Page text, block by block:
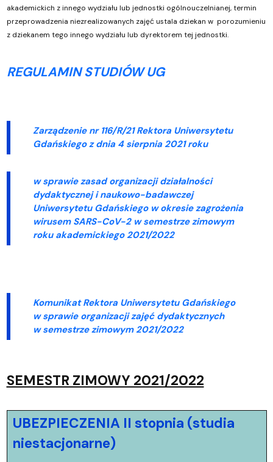
akademickich z innego wydziału lub jednostki ogólnouczelnianej, termin
przeprowadzenia niezrealizowanych zajęć ustala dziekan w porozumieniu
z dziekanem tego innego wydziału lub dyrektorem tej jednostki.
REGULAMIN STUDIÓW UG
Zarządzenie nr 116/R/21 Rektora Uniwersytetu
Gdańskiego z dnia4 sierpnia 2021 roku
w sprawie zasad organizacji działalności
dydaktycznej i naukowo-badawczej
Uniwersytetu Gdańskiego w okresie zagrożenia
wirusem SARS-CoV-2 w semestrze zimowym
roku akademickiego 2021/2022
Komunikat Rektora Uniwersytetu Gdańskiego
w sprawie organizacji zajęć dydaktycznych
w semestrze zimowym 2021/2022
SEMESTR ZIMOWY 2021/2022
UBEZPIECZENIA II stopnia (studia
niestacjonarne)